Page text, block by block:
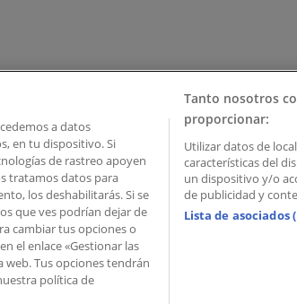
– Palau de Mar – 08039 Barcelona, Spain
a datos
en tu dispositivo. Si
de rastreo apoyen
tratamos datos para
los deshabilitarás. Si se
que ves podrían dejar de
cambiar tus opciones o
el enlace «Gestionar las
web. Tus opciones tendrán
política de
Tanto nosotros
proporcionar:
Utilizar datos de
características del
un dispositivo y/o
de publicidad y
Lista de asociados